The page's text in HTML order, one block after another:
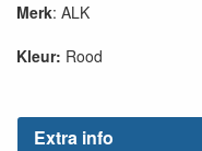
Extra info
Merk: ALK
Kleur: Rood